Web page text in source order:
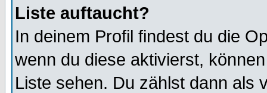
Liste auftaucht?
In deinem Profil findest du die
wenn du diese aktivierst,
Liste sehen. Du zählst dann als